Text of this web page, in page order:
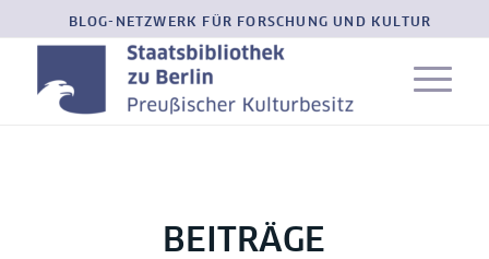
BLOG-NETZWERK FÜR FORSCHUNG UND KULTUR
BEITRÄGE